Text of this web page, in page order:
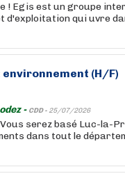
! Egis est un groupe
qui uvre
(H/F)
- CDD - 25/07/2026
serez basé Luc-la-
dans tout le